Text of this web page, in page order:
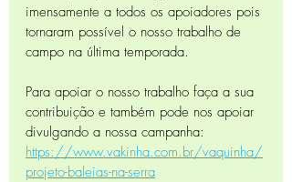
imensamente a todos os apoiadores pois
tornaram possível o nosso trabalho de
campo na última temporada.
Para apoiar o nosso trabalho faça a sua
contribuição e também pode nos apoiar
divulgando a nossa campanha:
https://www.vakinha.com.br/vaquinha/
projeto-baleias-na-serra